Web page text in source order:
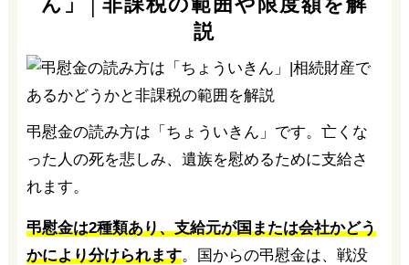
説
弔慰金の読み方は「ちょういきん」です。亡くな
った人の死を悲しみ、遺族を慰めるために支給さ
れます。
弔慰金は2種類あり、支給元が国または会社かどう
かにより分けられます。国からの弔慰金は、戦没